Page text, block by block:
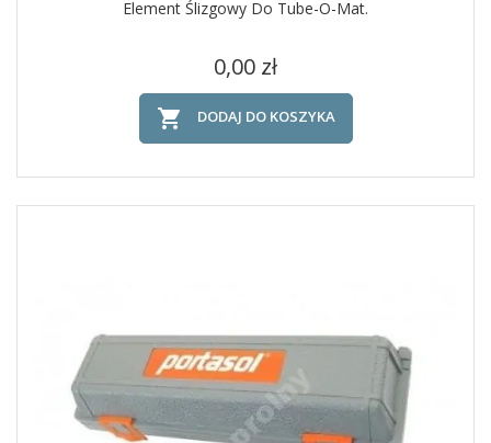
Element Ślizgowy Do Tube-O-Mat.
Cena
0,00 zł
 DODAJ DO KOSZYKA